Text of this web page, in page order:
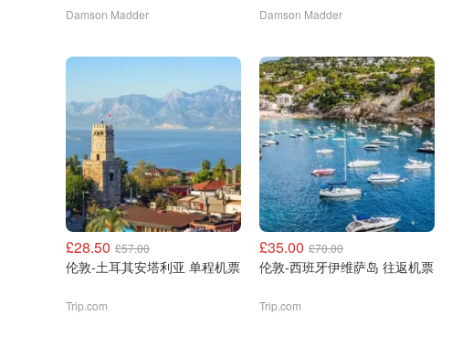
Damson Madder Damson Madder
£28.50 £57.00
伦敦-土耳其安塔利亚 单程机票
Trip.com
£35.00 £70.00
伦敦-西班牙伊维萨岛 往返机票
Trip.com